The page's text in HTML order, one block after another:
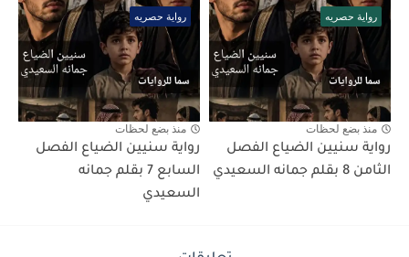
رواية حصريه
منذ بضع لحظات
رواية سنيين الضياع الفصل
الثامن 8 بقلم جمانه السعيدي
رواية حصريه
منذ بضع لحظات
رواية سنيين الضياع الفصل
السابع 7 بقلم جمانه
السعيدي